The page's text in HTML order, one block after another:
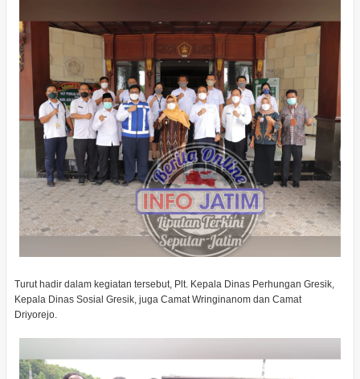
Turut hadir dalam kegiatan tersebut, Plt. Kepala Dinas Perhungan Gresik,
Kepala Dinas Sosial Gresik, juga Camat Wringinanom dan Camat
Driyorejo.